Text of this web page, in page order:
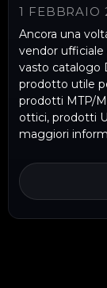
1 FEBBRAIO
Ancora una
vendor ufficiale
vasto catalogo
prodotto utile
prodotti MTP/
ottici,
maggiori